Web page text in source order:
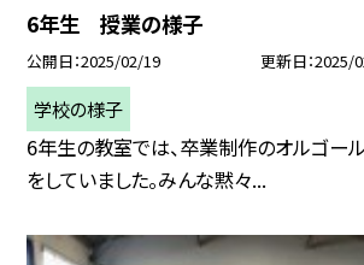
6年生 授業の様子
公開日 2025/02/19 更新日 2025/
学校の様子
6年生の教室では、卒業制作のオルゴー
をしていました。みんな黙々...